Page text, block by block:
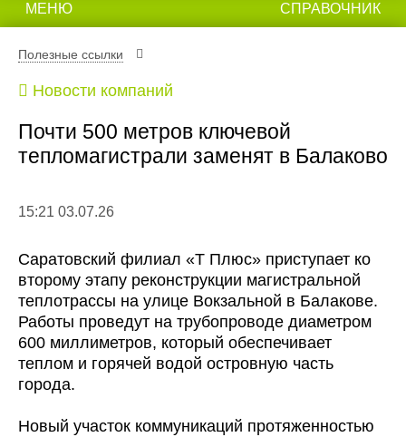
МЕНЮ СПРАВОЧНИК
Полезные ссылки
Новости компаний
Почти 500 метров ключевой
тепломагистрали заменят в Балаково
15:21 03.07.26
Саратовский филиал «Т Плюс» приступает ко
второму этапу реконструкции магистральной
теплотрассы на улице Вокзальной в Балакове.
Работы проведут на трубопроводе диаметром
600 миллиметров, который обеспечивает
теплом и горячей водой островную часть
города.
Новый участок коммуникаций протяженностью